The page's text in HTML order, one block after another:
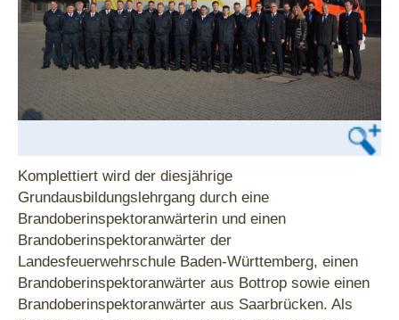
Komplettiert wird der diesjährige
Grundausbildungslehrgang durch eine
Brandoberinspektoranwärterin und einen
Brandoberinspektoranwärter der
Landesfeuerwehrschule Baden-Württemberg, einen
Brandoberinspektoranwärter aus Bottrop sowie einen
Brandoberinspektoranwärter aus Saarbrücken. Als